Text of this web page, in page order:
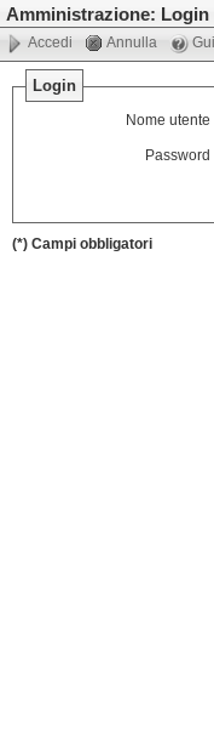
Amministrazione: Login
Accedi Annulla
Login
Nome utente
Password
(*) Campi obbligatori